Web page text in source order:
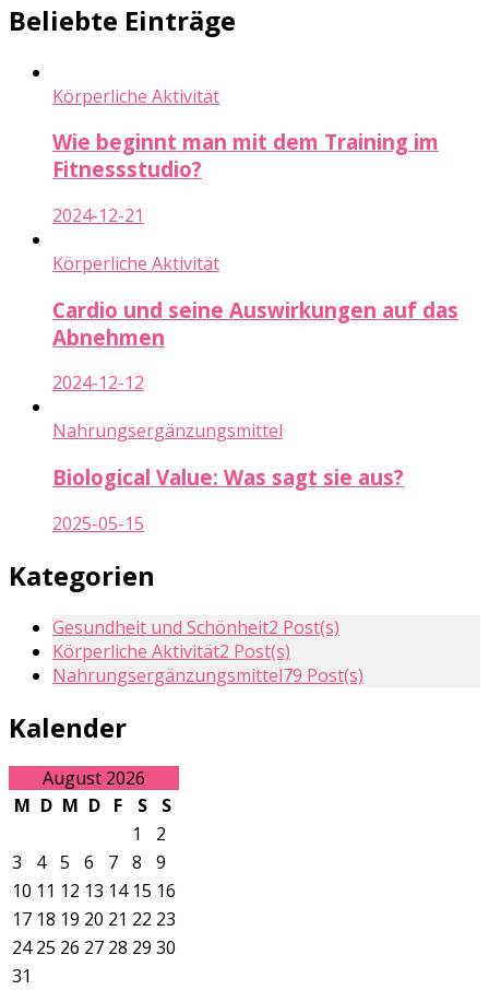
Beliebte Einträge
Körperliche Aktivität
Wie beginnt man mit dem Training im
Fitnessstudio?
2024-12-21
Körperliche Aktivität
Cardio und seine Auswirkungen auf das
Abnehmen
2024-12-12
Nahrungsergänzungsmittel
Biological Value: Was sagt sie aus?
2025-05-15
Kategorien
Gesundheit und Schönheit2 Post(s)
Körperliche Aktivität2 Post(s)
Nahrungsergänzungsmittel79 Post(s)
Kalender
August 2026
M D M D F S
S
1
2
3
4 5 6 7 8
9
10 11 12 13 14 15 16
17 18 19 20 21 22 23
24 25 26 27 28 29 30
31